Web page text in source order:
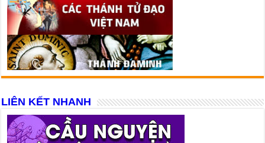
LIÊN KẾT NHANH